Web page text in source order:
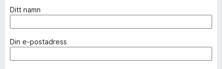
Ditt namn
r
ä
s
Din e-postadress
r